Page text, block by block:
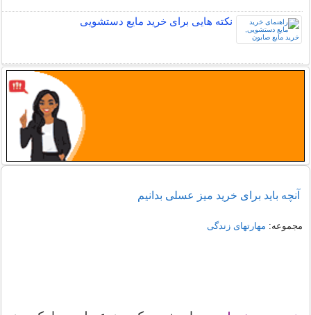
نکته هایی برای خرید مایع دستشویی
آنچه باید برای خرید میز عسلی بدانیم
مجموعه: مهارتهای زندگی